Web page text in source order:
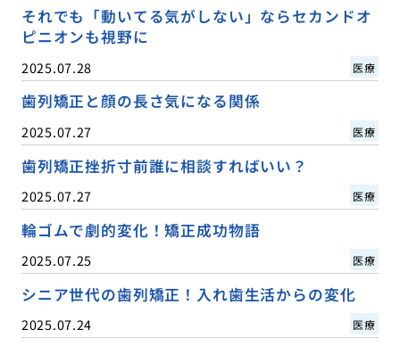
それでも「動いてる気がしない」ならセカンドオ
ピニオンも視野に
2025.07.28 医療
歯列矯正と顔の長さ気になる関係
2025.07.27 医療
歯列矯正挫折寸前誰に相談すればいい？
2025.07.27 医療
輪ゴムで劇的変化！矯正成功物語
2025.07.25 医療
シニア世代の歯列矯正！入れ歯生活からの変化
2025.07.24 医療